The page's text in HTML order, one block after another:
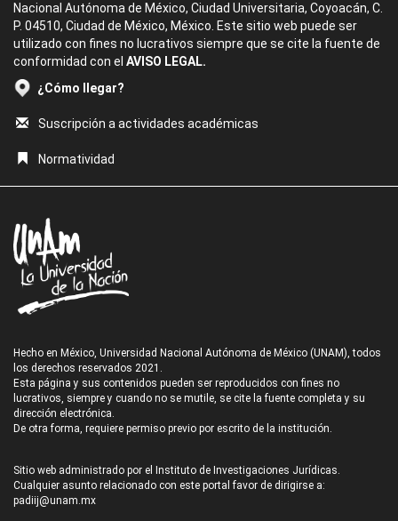
Nacional Autónoma de México, Ciudad Universitaria, Coyoacán, C.
P. 04510, Ciudad de México, México. Este sitio web puede ser
utilizado con fines no lucrativos siempre que se cite la fuente de
conformidad con el AVISO LEGAL.
¿Cómo llegar?
Suscripción a actividades académicas
Normatividad
Hecho en México, Universidad Nacional Autónoma de México (UNAM), todos
los derechos reservados 2021.
Esta página y sus contenidos pueden ser reproducidos con fines no
lucrativos, siempre y cuando no se mutile, se cite la fuente completa y su
dirección electrónica.
De otra forma, requiere permiso previo por escrito de la institución.
Sitio web administrado por el Instituto de Investigaciones Jurídicas.
Cualquier asunto relacionado con este portal favor de dirigirse a:
padiij@unam.mx